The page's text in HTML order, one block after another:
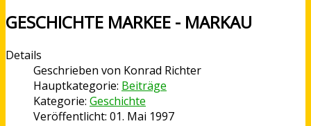
GESCHICHTE MARKEE - MARKAU
Details
Geschrieben von Konrad Richter
Hauptkategorie: Beiträge
Kategorie: Geschichte
Veröffentlicht: 01. Mai 1997